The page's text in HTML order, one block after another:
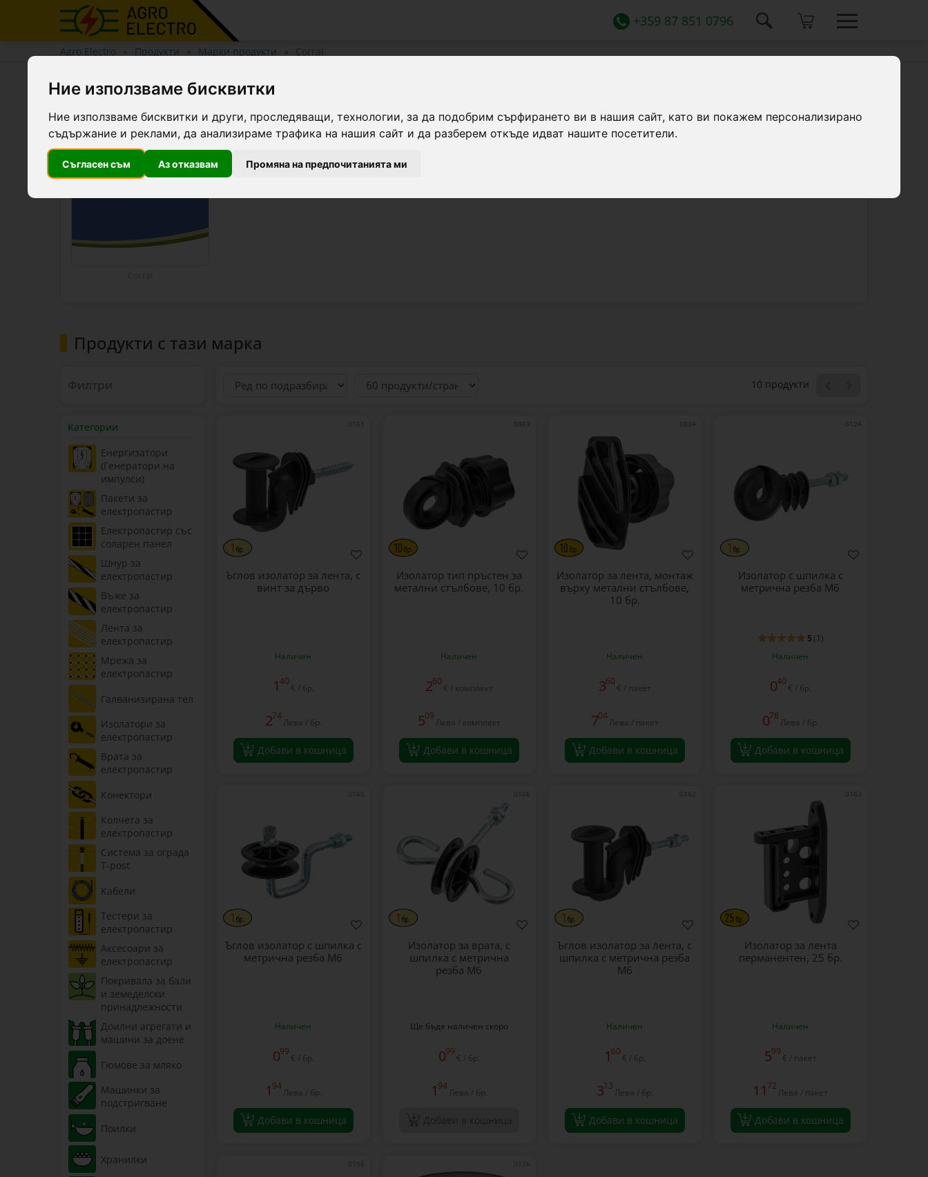
Ние използваме бисквитки
Ние използваме бисквитки и други, проследяващи, технологии, за да подобрим сърфирането ви в нашия сайт, като ви покажем персонализирано
съдържание и реклами, да анализираме трафика на нашия сайт и да разберем откъде идват нашите посетители.
Съгласен съм Аз отказвам Промяна на предпочитанията ми
+359 87 851 0796
Agro Electro Продукти Марки продукти Corral
Corral
Собствена марка, притежавана от германската компанияKerbl, специализирана в производството и
дистрибуцията на селскостопански продукти и продукти за коне.
Продукти с тази марка
Филтри
Категории
Енергизатори
(Генератори на
импулси)
Пакети за
електропастир
Електропастир със
соларен панел
Шнур за
електропастир
Въже за
електропастир
Лента за
електропастир
Мрежа за
електропастир
Галванизирана тел
Изолатори за
електропастир
Врата за
електропастир
Конектори
Колчета за
електропастир
Система за ограда
T-post
Кабели
Тестери за
електропастир
Аксесоари за
електропастир
Покривала за бали
и земеделски
принадлежности
Доилни агрегати и
машини за доене
Гюмове за мляко
Машинки за
подстригване
Поилки
Хранилки
10 продукти
Ъглов изолатор за лента, с
винт за дърво
Наличен
140
€ / бр.
274
Лева / бр.
Добави в кошница
0883
Изолатор тип пръстен за
метални стълбове, 10 бр.
Наличен
260
€ / комплект
509
Лева / комплект
Добави в кошница
0834
Изолатор за лента, монтаж
върху метални стълбове,
10 бр.
Наличен
360
€ / пакет
704
Лева / пакет
Добави в кошница
0124
Изолатор с шпилка с
метрична резба M6
5 (1)
Наличен
040
€ / бр.
078
Лева / бр.
Добави в кошница
0165
Ъглов изолатор с шпилка с
метрична резба M6
Наличен
099
€ / бр.
1 94
Лева / бр.
Добави в кошница
Изолатор за врата, с
шпилка с метрична
резба M6
Ще бъде наличен скоро
099
€ / бр.
1 94
Лева / бр.
0162
Ъглов изолатор за лента, с
шпилка с метрична резба
M6
Наличен
1 60
€ / бр.
313
Лева / бр.
Добави в кошница
0163
Изолатор за лента
перманентен, 25 бр.
Наличен
599
€ / пакет
11 72
Лева / пакет
Добави в кошница
0156 0176